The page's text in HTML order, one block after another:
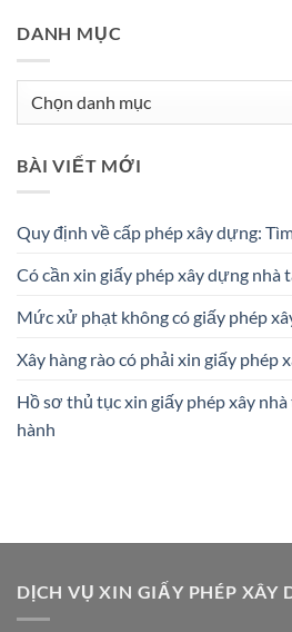
DANH MỤC
BÀI VIẾT MỚI
Quy định về cấp phép xây dựng:
Có cần xin giấy phép xây dựng nhà
Mức xử phạt không có giấy phép
Xây hàng rào có phải xin giấy phép
Hồ sơ thủ tục xin giấy phép xây
hành
DỊCH VỤ XIN GIẤY PHÉP XÂY